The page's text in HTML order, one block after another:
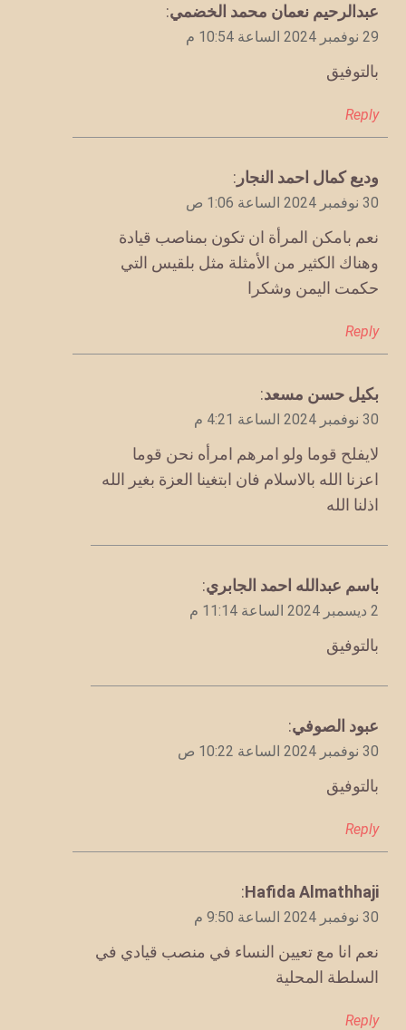
يقول
عبدالرحيم نعمان محمد الخضمي:
29 نوفمبر 2024 الساعة 10:54 م
بالتوفيق
Reply
يقول
وديع كمال احمد النجار :
30 نوفمبر 2024 الساعة 1:06 ص
نعم بامكن المرأة ان تكون بمناصب قيادة
وهناك الكثير من الأمثلة مثل بلقيس التي
حكمت اليمن وشكرا
Reply
يقول
بكيل حسن مسعد:
30 نوفمبر 2024 الساعة 4:21 م
لايفلح قوما ولو امرهم امرأه نحن قوما
اعزنا الله بالاسلام فان ابتغينا العزة بغير الله
اذلنا الله
يقول
باسم عبدالله احمد الجابري:
2 ديسمبر 2024 الساعة 11:14 م
بالتوفيق
يقول
عبود الصوفي:
30 نوفمبر 2024 الساعة 10:22 ص
بالتوفيق
Reply
يقول
Hafida Almathhaji
:
30 نوفمبر 2024 الساعة 9:50 م
نعم انا مع تعيين النساء في منصب قيادي في
السلطة المحلية
Reply